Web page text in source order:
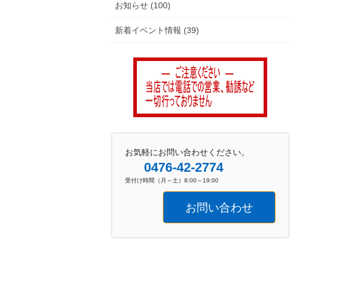
お知らせ (100)
新着イベント情報 (39)
お気軽にお問い合わせください。
0476-42-2774
受付け時間（月～土）8:00～19:00
お問い合わせ